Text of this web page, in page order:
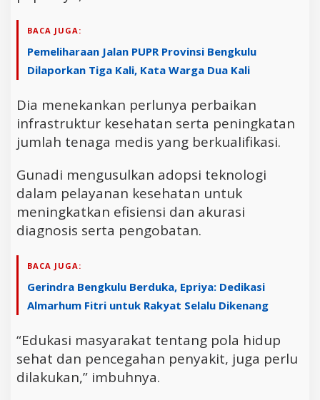
BACA JUGA:
Pemeliharaan Jalan PUPR Provinsi Bengkulu
Dilaporkan Tiga Kali, Kata Warga Dua Kali
Dia menekankan perlunya perbaikan
infrastruktur kesehatan serta peningkatan
jumlah tenaga medis yang berkualifikasi.
Gunadi mengusulkan adopsi teknologi
dalam pelayanan kesehatan untuk
meningkatkan efisiensi dan akurasi
diagnosis serta pengobatan.
BACA JUGA:
Gerindra Bengkulu Berduka, Epriya: Dedikasi
Almarhum Fitri untuk Rakyat Selalu Dikenang
“Edukasi masyarakat tentang pola hidup
sehat dan pencegahan penyakit, juga perlu
dilakukan,” imbuhnya.